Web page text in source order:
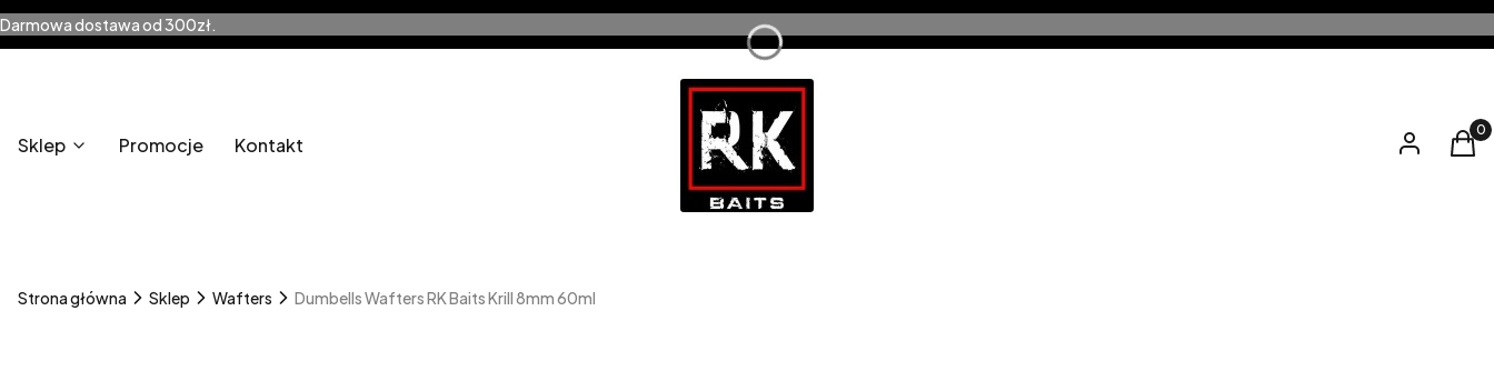
Darmowa dostawa od 300zł.
Sklep Promocje Kontakt Zaloguj się
Strona główna Sklep Wafters Dumbells Wafters RK Baits Krill 8mm 60ml